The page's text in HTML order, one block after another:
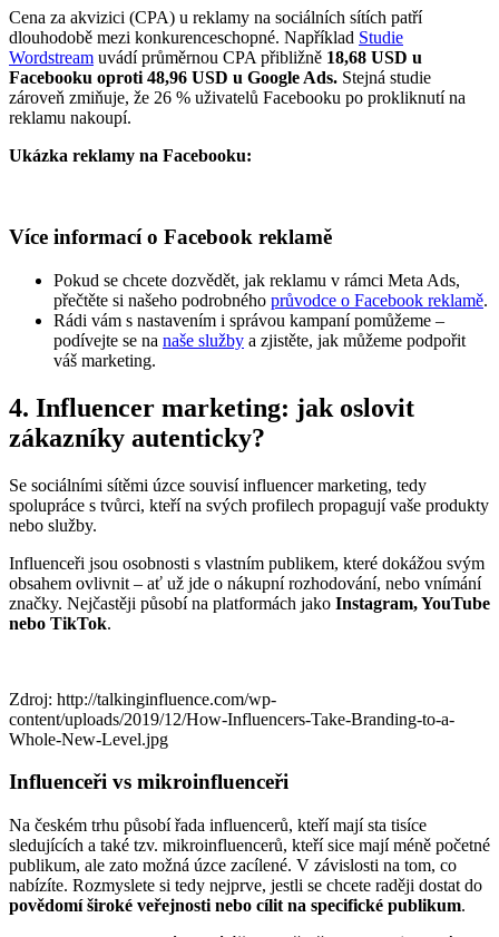
Cena za akvizici (CPA) u reklamy na sociálních sítích patří
dlouhodobě mezi konkurenceschopné. Například Studie
Wordstream uvádí průměrnou CPA přibližně 18,68 USD u
Facebooku oproti 48,96 USD u Google Ads. Stejná studie
zároveň zmiňuje, že 26 % uživatelů Facebooku po prokliknutí na
reklamu nakoupí.
Ukázka reklamy na Facebooku:
Více informací o Facebook reklamě
Pokud se chcete dozvědět, jak reklamu v rámci Meta Ads,
přečtěte si našeho podrobného průvodce o Facebook reklamě.
Rádi vám s nastavením i správou kampaní pomůžeme –
podívejte se na naše služby a zjistěte, jak můžeme podpořit
váš marketing.
4. Influencer marketing: jak oslovit
zákazníky autenticky?
Se sociálními sítěmi úzce souvisí influencer marketing, tedy
spolupráce s tvůrci, kteří na svých profilech propagují vaše produkty
nebo služby.
Influenceři jsou osobnosti s vlastním publikem, které dokážou svým
obsahem ovlivnit – ať už jde o nákupní rozhodování, nebo vnímání
značky. Nejčastěji působí na platformách jako Instagram, YouTube
nebo TikTok.
Zdroj: http://talkinginfluence.com/wp-
content/uploads/2019/12/How-Influencers-Take-Branding-to-a-
Whole-New-Level.jpg
Influenceři vs mikroinfluenceři
Na českém trhu působí řada influencerů, kteří mají sta tisíce
sledujících a také tzv. mikroinfluencerů, kteří sice mají méně početné
publikum, ale zato možná úzce zacílené. V závislosti na tom, co
nabízíte. Rozmyslete si tedy nejprve, jestli se chcete raději dostat do
povědomí široké veřejnosti nebo cílit na specifické publikum.